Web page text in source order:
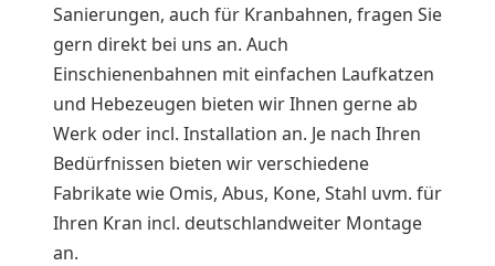
Sanierungen, auch für Kranbahnen, fragen Sie
gern direkt bei uns an. Auch
Einschienenbahnen mit einfachen Laufkatzen
und Hebezeugen bieten wir Ihnen gerne ab
Werk oder incl. Installation an. Je nach Ihren
Bedürfnissen bieten wir verschiedene
Fabrikate wie Omis, Abus, Kone, Stahl uvm. für
Ihren Kran incl. deutschlandweiter Montage
an.